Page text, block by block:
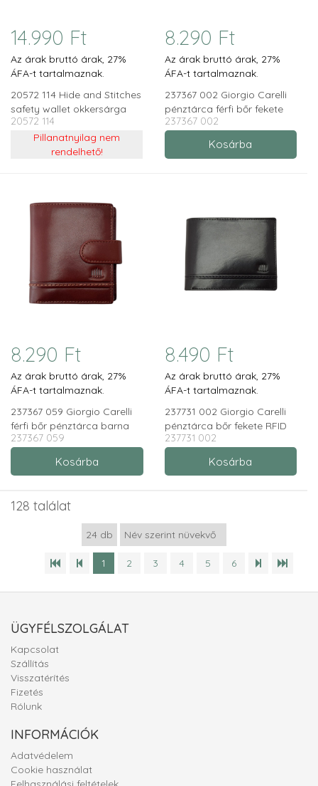
14.990 Ft
Az árak bruttó árak, 27%
ÁFA-t tartalmaznak.
20572 114 Hide and Stitches
safety wallet okkersárga
20572 114
Pillanatnyilag nem
rendelhető!
8.290 Ft
Az árak bruttó árak, 27%
ÁFA-t tartalmaznak.
237367 002 Giorgio Carelli
pénztárca férfi bőr fekete
RFID
237367 002
8.290 Ft
Az árak bruttó árak, 27%
ÁFA-t tartalmaznak.
237367 059 Giorgio Carelli
férfi bőr pénztárca barna
RFID
237367 059
8.490 Ft
Az árak bruttó árak, 27%
ÁFA-t tartalmaznak.
237731 002 Giorgio Carelli
pénztárca bőr fekete RFID
237731 002
128 találat
1 2 3 4 5 6
ÜGYFÉLSZOLGÁLAT
Kapcsolat
Szállítás
Visszatérítés
Fizetés
Rólunk
INFORMÁCIÓK
Adatvédelem
Cookie használat